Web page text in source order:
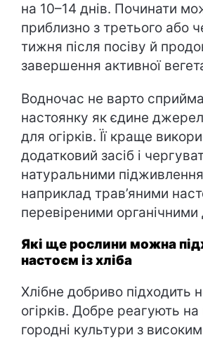
на 10–14 днів. Починати
приблизно з третього або
тижня після посіву й
завершення активної
Водночас не варто
настоянку як єдине
для огірків. Її краще
додатковий засіб і
натуральними
наприклад трав’яними
перевіреними
Які ще рослини можна
настоєм із хліба
Хлібне добриво підходить
огірків. Добре реагують на
городні культури з